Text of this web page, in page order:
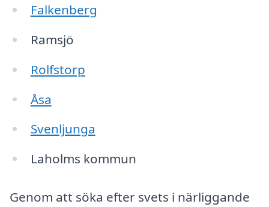
Falkenberg
Ramsjö
Rolfstorp
Åsa
Svenljunga
Laholms kommun
Genom att söka efter svets i närliggande